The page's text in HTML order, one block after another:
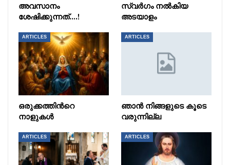
അവസാനം
ശേഷിക്കുന്നത്….!
സ്വർഗം നൽകിയ
അടയാളം
ARTICLES
ഒരുക്കത്തിൻറെ
നാളുകൾ
ARTICLES
ഞാൻ നിങ്ങളുടെ കൂടെ
വരുന്നില്ല
ARTICLES ARTICLES